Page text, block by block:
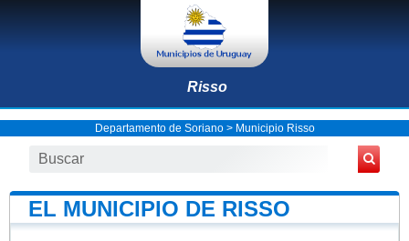
Risso
Departamento de Soriano> Municipio Risso
EL MUNICIPIO DE RISSO